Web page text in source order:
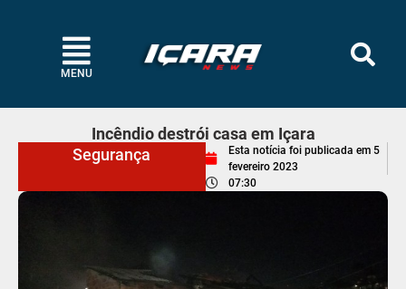
MENU
Incêndio destrói casa em Içara
Segurança
Esta notícia foi publicada em 5
fevereiro 2023
07:30